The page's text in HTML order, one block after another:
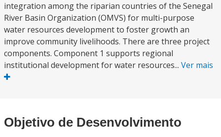
integration among the riparian countries of the Senegal
River Basin Organization (OMVS) for multi-purpose
water resources development to foster growth an
improve community livelihoods. There are three project
components. Component 1 supports regional
institutional development for water resources... Ver mais
Objetivo de Desenvolvimento